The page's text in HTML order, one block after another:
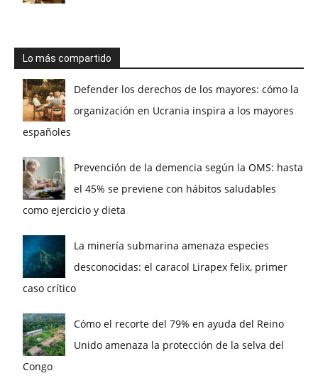
Lo más compartido
Defender los derechos de los mayores: cómo la
organización en Ucrania inspira a los mayores
españoles
Prevención de la demencia según la OMS: hasta
el 45% se previene con hábitos saludables
como ejercicio y dieta
La minería submarina amenaza especies
desconocidas: el caracol Lirapex felix, primer
caso crítico
Cómo el recorte del 79% en ayuda del Reino
Unido amenaza la protección de la selva del
Congo